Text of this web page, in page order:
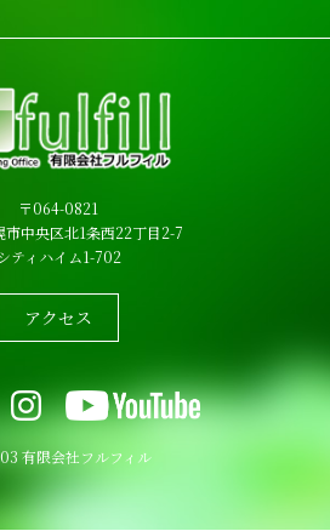
〒064-0821
市中央区北1条西22丁目2-7
シティハイム1-702
アクセス
有限会社フルフィル